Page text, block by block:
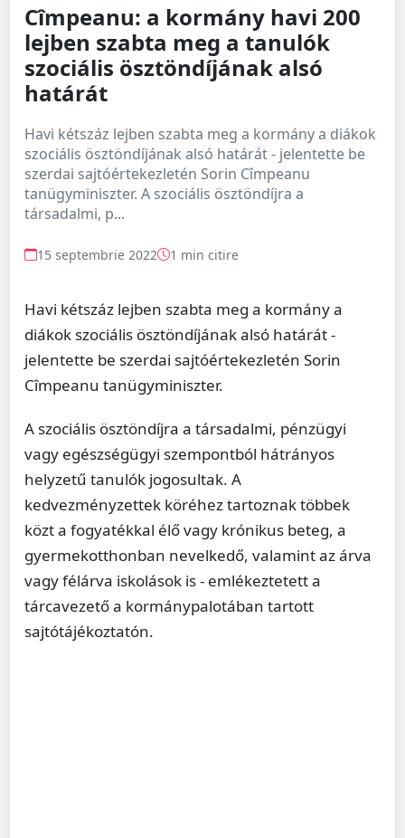
Cîmpeanu: a kormány havi 200
lejben szabta meg a tanulók
szociális ösztöndíjának alsó
határát
Havi kétszáz lejben szabta meg a kormány a diákok
szociális ösztöndíjának alsó határát - jelentette be
szerdai sajtóértekezletén Sorin Cîmpeanu
tanügyminiszter. A szociális ösztöndíjra a
társadalmi, p...
15 septembrie 2022 1 min citire
Havi kétszáz lejben szabta meg a kormány a
diákok szociális ösztöndíjának alsó határát -
jelentette be szerdai sajtóértekezletén Sorin
Cîmpeanu tanügyminiszter.
A szociális ösztöndíjra a társadalmi, pénzügyi
vagy egészségügyi szempontból hátrányos
helyzetű tanulók jogosultak. A
kedvezményzettek köréhez tartoznak többek
közt a fogyatékkal élő vagy krónikus beteg, a
gyermekotthonban nevelkedő, valamint az árva
vagy félárva iskolások is - emlékeztetett a
tárcavezető a kormánypalotában tartott
sajtótájékoztatón.